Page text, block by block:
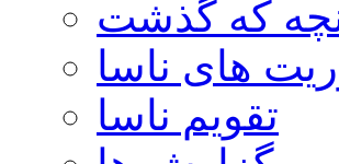
که گذشت
های ناسا
تقویم ناسا